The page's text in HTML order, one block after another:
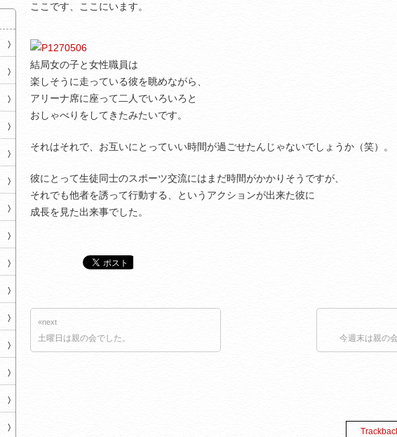
ここです、ここにいます。
結局女の子と女性職員は
楽しそうに走っている彼を眺めながら、
アリーナ席に座って二人でいろいろと
おしゃべりをしてきたみたいです。
それはそれで、お互いにとっていい時間が過ごせたんじゃないでしょうか（笑）。
彼にとって生徒同士のスポーツ交流にはまだ時間がかかりそうですが、
それでも他者を誘って行動する、というアクションが出来た彼に
成長を見た出来事でした。
«next
土曜日は親の会でした。 今週末は親の